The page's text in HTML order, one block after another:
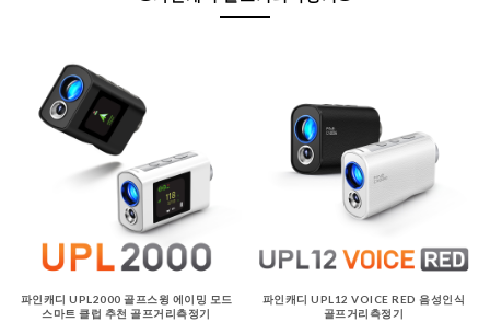
파인캐디 UPL2000 골프스윙 에이밍 모드
스마트 클럽 추천 골프거리측정기
파인캐디 UPL12 VOICE RED 음성인식
골프거리측정기